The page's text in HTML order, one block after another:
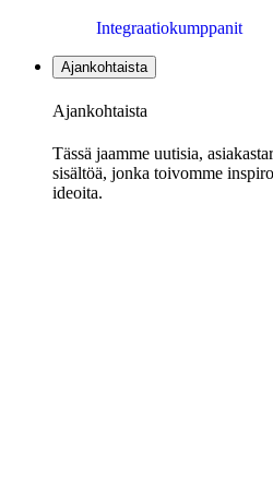
Integraatiokumppanit
Ajankohtaista
Ajankohtaista
Tässä jaamme uutisia,
sisältöä, jonka toivomme
ideoita.